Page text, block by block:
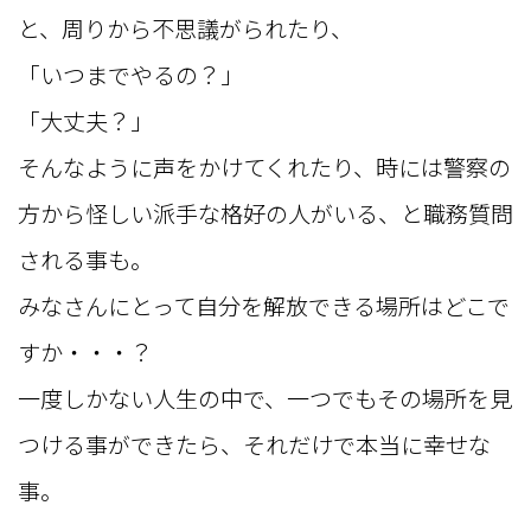
と、周りから不思議がられたり、
「いつまでやるの？」
「大丈夫？」
そんなように声をかけてくれたり、時には警察の
方から怪しい派手な格好の人がいる、と職務質問
される事も。
みなさんにとって自分を解放できる場所はどこで
すか・・・？
一度しかない人生の中で、一つでもその場所を見
つける事ができたら、それだけで本当に幸せな
事。